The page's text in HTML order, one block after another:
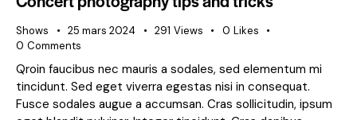
Shows 25 mars 2024 291 Views 0 Likes
0 Comments
Qroin faucibus nec mauris a sodales, sed elementum mi
tincidunt. Sed eget viverra egestas nisi in consequat.
Fusce sodales augue a accumsan. Cras sollicitudin, ipsum